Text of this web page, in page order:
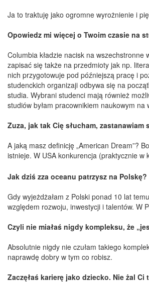
Ja to traktuję jako ogromne wyrożnienie i
Opowiedz mi więcej o Twoim czasie na
Columbia kładzie nacisk na
zapisać się także na przedmioty jak np.
nich przygotowuje pod późniejszą pracę i
studenckich organizaji odbywa się na
studia. Wybrani studenci mają również
studiów byłam pracownikiem naukowym na
Zuza, jak tak Cię słucham,
A jaką masz definicję „American Dream”?
istnieje. W USA konkurencja (praktycznie
Jak dziś zza oceanu patrzysz na Polskę?
Gdy wyjeżdżałam z Polski ponad 10 lat
względem rozwoju, inwestycji i talentów. W
Czyli nie miałaś nigdy kompleksu, że
Absolutnie nigdy nie czułam takiego
naprawdę dobry w tym co robisz.
Zaczęłaś karierę jako dziecko. Nie żal